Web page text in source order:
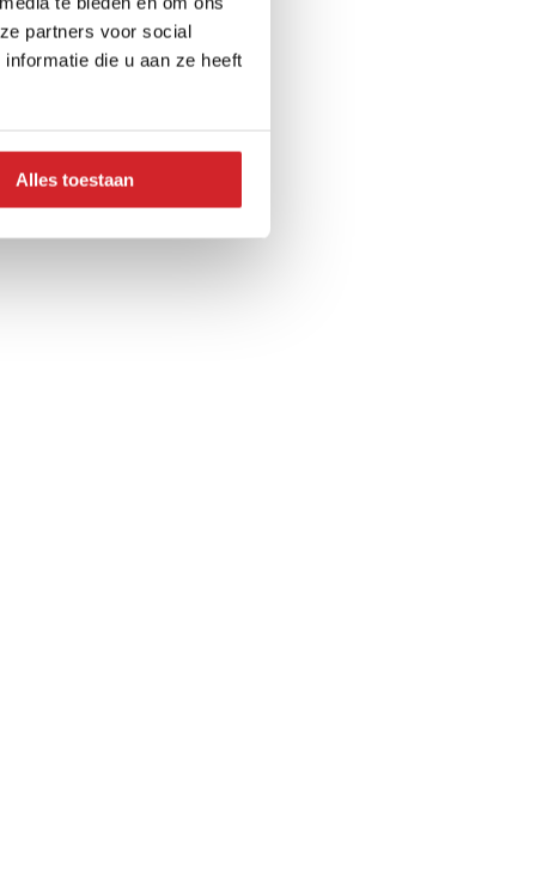
partners voor social
die u aan ze heeft
Alles toestaan